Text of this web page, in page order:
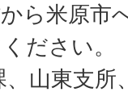
ら米原市
ださい。
山東支所